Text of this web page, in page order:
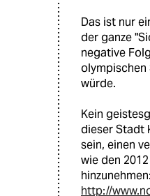
Das ist nur
der ganze
negative
olympischen
würde.
Kein
dieser Stadt
sein, einen
wie den
hinzunehmen:
http://